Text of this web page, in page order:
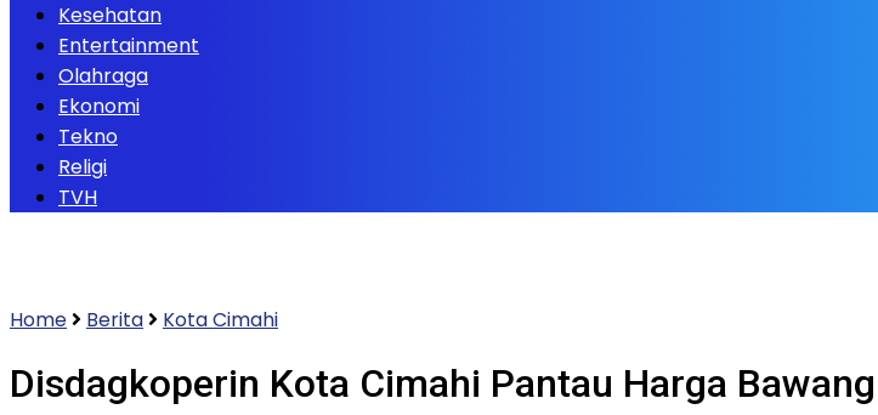
Kesehatan
Entertainment
Olahraga
Ekonomi
Tekno
Religi
TVH
Home Berita Kota Cimahi
Disdagkoperin Kota Cimahi Pantau Harga